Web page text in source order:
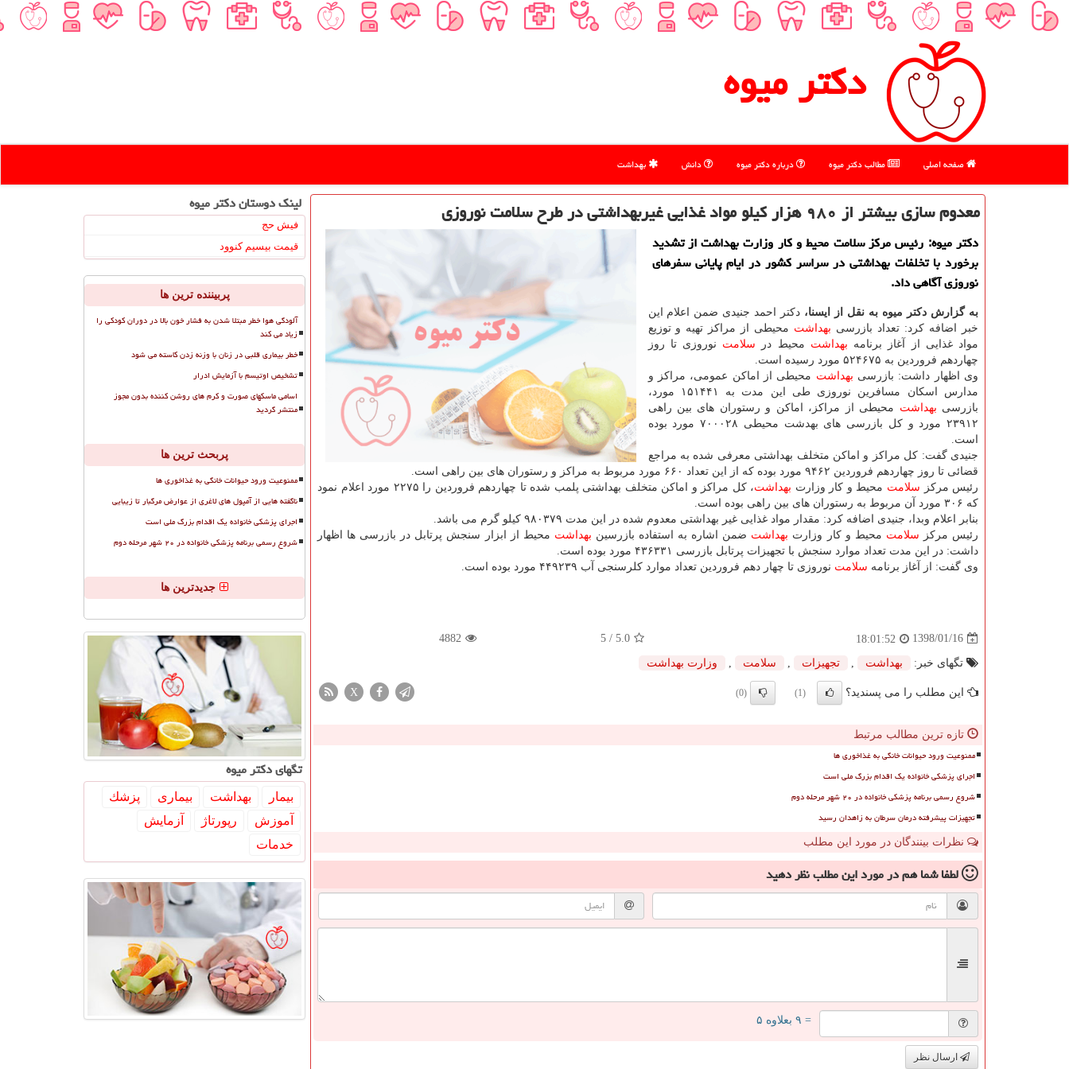
دكتر میوه
صفحه اصلی مطالب دكتر میوه درباره دكتر میوه دانش بهداشت
معدوم سازی بیشتر از ۹۸۰ هزار كیلو مواد غذایی غیربهداشتی در طرح سلامت نوروزی
دكتر میوه: رئیس مركز سلامت محیط و كار وزارت بهداشت از تشدید
برخورد با تخلفات بهداشتی در سراسر كشور در ایام پایانی سفرهای
نوروزی آگاهی داد.
به گزارش دكتر میوه به نقل از ایسنا، دكتر احمد جنیدی ضمن اعلام این
خبر اضافه كرد: تعداد بازرسی بهداشت محیطی از مراكز تهیه و توزیع
مواد غذایی از آغاز برنامه بهداشت محیط در سلامت نوروزی تا روز
چهاردهم فروردین به ۵۲۴۶۷۵ مورد رسیده است.
وی اظهار داشت: بازرسی بهداشت محیطی از اماكن عمومی، مراكز و
مدارس اسكان مسافرین نوروزی طی این مدت به ۱۵۱۴۴۱ مورد،
بازرسی بهداشت محیطی از مراكز، اماكن و رستوران های بین راهی
۲۳۹۱۲ مورد و كل بازرسی های بهدشت محیطی ۷۰۰۰۲۸ مورد بوده
است.
جنیدی گفت: كل مراكز و اماكن متخلف بهداشتی معرفی شده به مراجع
قضائی تا روز چهاردهم فروردین ۹۴۶۲ مورد بوده كه از این تعداد ۶۶۰ مورد مربوط به مراكز و رستوران های بین راهی است.
رئیس مركز سلامت محیط و كار وزارت بهداشت
، كل مراكز و اماكن متخلف بهداشتی پلمب شده تا چهاردهم فروردین را ۲۲۷۵ مورد اعلام نمود
كه ۳۰۶ مورد آن مربوط به رستوران های بین راهی بوده است.
بنابر اعلام وبدا، جنیدی اضافه كرد: مقدار مواد غذایی غیر بهداشتی معدوم شده در این مدت ۹۸۰۳۷۹ كیلو گرم می باشد.
رئیس مركز سلامت محیط و كار وزارت بهداشت ضمن اشاره به استفاده بازرسین بهداشت محیط از ابزار سنجش پرتابل در بازرسی ها اظهار
داشت: در این مدت تعداد موارد سنجش با تجهیزات پرتابل بازرسی ۴۳۶۳۳۱ مورد بوده است.
وی گفت: از آغاز برنامه سلامت نوروزی تا چهار دهم فروردین تعداد موارد كلرسنجی آب ۴۴۹۲۳۹ مورد بوده است.
1398/01/16
18:01:52
5.0
/ 5
4882
تگهای خبر: بهداشت تجهیزات سلامت وزارت بهداشت
این مطلب را می پسندید؟ (1)
(0)
X
تازه ترین مطالب مرتبط
ممنوعیت ورود حیوانات خانگی به غذاخوری ها
اجرای پزشکی خانواده یک اقدام بزرگ ملی است
شروع رسمی برنامه پزشکی خانواده در ۲۰ شهر مرحله دوم
تجهیزات پیشرفته درمان سرطان به زاهدان رسید
نظرات بینندگان در مورد این مطلب
لطفا شما همدر مورد این مطلبنظر دهید
= ۹ بعلاوه ۵
ارسال نظر
لینک دوستان دكتر میوه
فیش حج
قیمت بیسیم کنوود
پربیننده ترین ها
آلودگی هوا خطر مبتلا شدن به فشار خون بالا در دوران کودکی را
زیاد می کند
خطر بیماری قلبی در زنان با وزنه زدن کاسته می شود
تشخیص اوتیسم با آزمایش ادرار
اسامی ماسکهای صورت و کرم های روشن کننده بدون مجوز
منتشر گردید
پربحث ترین ها
ممنوعیت ورود حیوانات خانگی به غذاخوری ها
ناگفته هایی از آمپول های لاغری از عوارض مرگبار تا زیبایی
اجرای پزشکی خانواده یک اقدام بزرگ ملی است
شروع رسمی برنامه پزشکی خانواده در ۲۰ شهر مرحله دوم
جدیدترین ها
تگهای دكتر میوه
بیمار بهداشت بیماری
پزشك
آموزش
رپورتاژ
آزمایش
خدمات